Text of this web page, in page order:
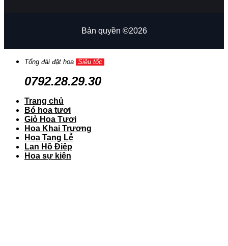
Bản quyền ©2026
Tổng đài đặt hoa Siêu tốc
0792.28.29.30
Trang chủ
Bó hoa tươi
Giỏ Hoa Tươi
Hoa Khai Trương
Hoa Tang Lễ
Lan Hồ Điệp
Hoa sự kiện